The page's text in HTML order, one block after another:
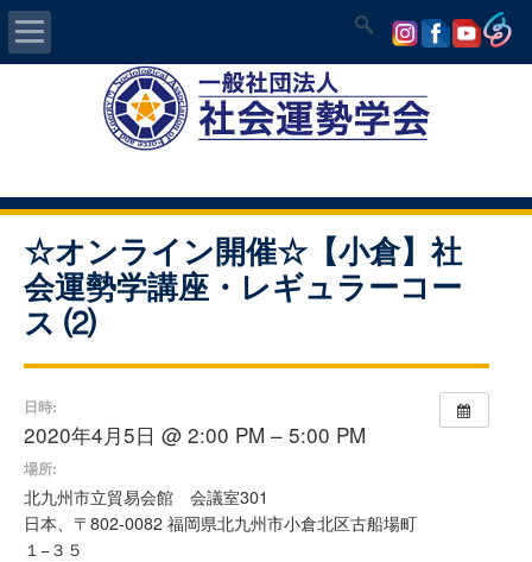
気学/易 セミナー
入会について
開運MAPS
☆オンライン開催☆【小倉】社
会運勢学講座・レギュラーコー
ス ⑵
日時:
2020年4月5日 @ 2:00 PM – 5:00 PM
場所:
北九州市立貿易会館 会議室301
日本、〒802-0082 福岡県北九州市小倉北区古船場町
１−３５